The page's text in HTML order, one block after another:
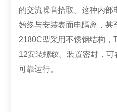
的交流噪音拾取。这种内部
始终与安装表面电隔离，甚
2180C型采用不锈钢结构，
12安装螺纹。装置密封，
可靠运行。